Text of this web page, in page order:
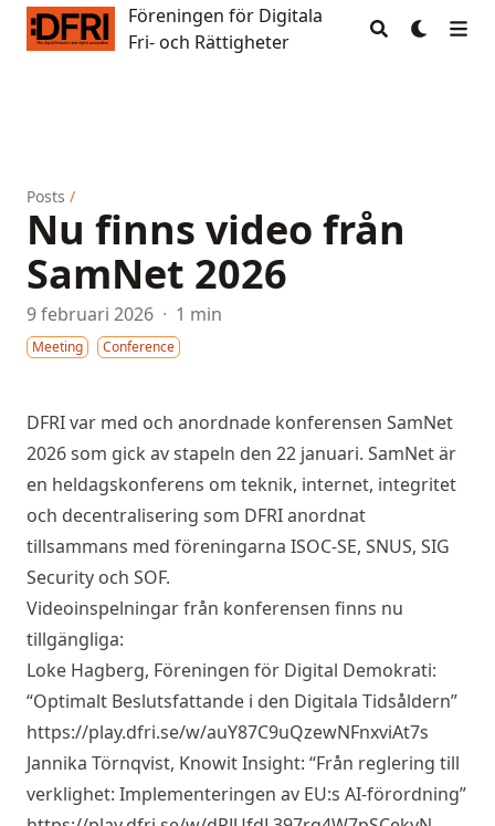
Föreningen för Digitala Fri- och Rättigheter
Föreningen för Digitala
Fri- och Rättigheter
Posts /
Nu finns video från
SamNet 2026
9 februari 2026 · 1 min
Meeting Conference
DFRI var med och anordnade konferensen SamNet
2026 som gick av stapeln den 22 januari. SamNet är
en heldagskonferens om teknik, internet, integritet
och decentralisering som DFRI anordnat
tillsammans med föreningarna ISOC-SE, SNUS, SIG
Security och SOF.
Videoinspelningar från konferensen finns nu
tillgängliga:
Loke Hagberg, Föreningen för Digital Demokrati:
“Optimalt Beslutsfattande i den Digitala Tidsåldern”
https://play.dfri.se/w/auY87C9uQzewNFnxviAt7s
Jannika Törnqvist, Knowit Insight: “Från reglering till
verklighet: Implementeringen av EU:s AI-förordning”